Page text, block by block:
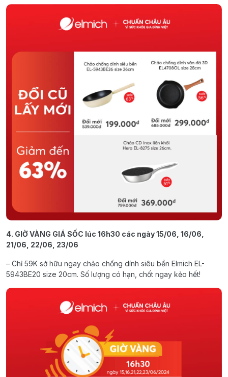
4. GIỜ VÀNG GIÁ SỐC lúc 16h30 các ngày 15/06, 16/06,
21/06, 22/06, 23/06
– Chỉ 59K sở hữu ngay chảo chống dính siêu bền Elmich EL-
5943BE20 size 20cm. Số lượng có hạn, chốt ngay kẻo hết!